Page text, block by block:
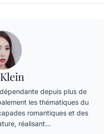
depuis plus de
les thématiques du
romantiques et des
réalisant…